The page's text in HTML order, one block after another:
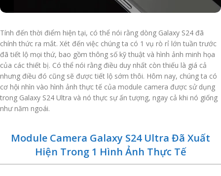
Tính đến thời điểm hiện tại, có thể nói rằng dòng Galaxy S24 đã
chính thức ra mắt. Xét đến việc chúng ta có 1 vụ rò rỉ lớn tuần trước
đã tiết lộ mọi thứ, bao gồm thông số kỹ thuật và hình ảnh minh họa
của các thiết bị. Có thể nói rằng điều duy nhất còn thiếu là giá cả
nhưng điều đó cũng sẽ được tiết lộ sớm thôi. Hôm nay, chúng ta có
cơ hội nhìn vào hình ảnh thực tế của module camera được sử dụng
trong Galaxy S24 Ultra và nó thực sự ấn tượng, ngay cả khi nó giống
như năm ngoái.
Module Camera Galaxy S24 Ultra Đã Xuất
Hiện Trong 1 Hình Ảnh Thực Tế